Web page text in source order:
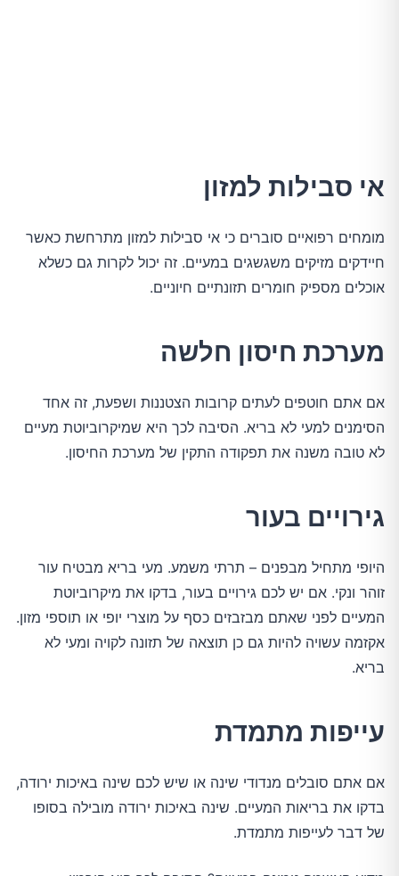
אי סבילות למזון
מומחים רפואיים סוברים כי אי סבילות למזון מתרחשת כאשר
חיידקים מזיקים משגשגים במעיים. זה יכול לקרות גם כשלא
אוכלים מספיק חומרים תזונתיים חיוניים.
מערכת חיסון חלשה
אם אתם חוטפים לעתים קרובות הצטננות ושפעת, זה אחד
הסימנים למעי לא בריא. הסיבה לכך היא שמיקרוביוטת מעיים
לא טובה משנה את תפקודה התקין של מערכת החיסון.
גירויים בעור
היופי מתחיל מבפנים – תרתי משמע. מעי בריא מבטיח עור
זוהר ונקי. אם יש לכם גירויים בעור, בדקו את מיקרוביוטת
המעיים לפני שאתם מבזבזים כסף על מוצרי יופי או תוספי מזון.
אקזמה עשויה להיות גם כן תוצאה של תזונה לקויה ומעי לא
בריא.
עייפות מתמדת
אם אתם סובלים מנדודי שינה או שיש לכם שינה באיכות ירודה,
בדקו את בריאות המעיים. שינה באיכות ירודה מובילה בסופו
של דבר לעייפות מתמדת.